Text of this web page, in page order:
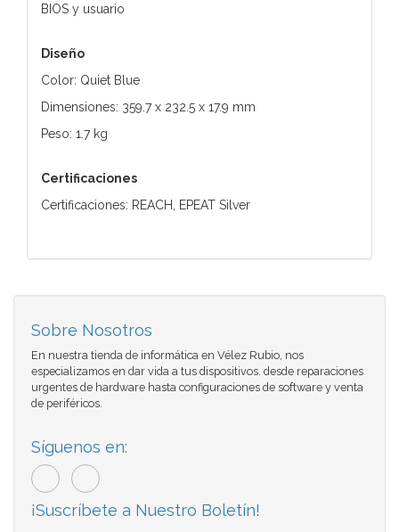
BIOS y usuario
Diseño
Color: Quiet Blue
Dimensiones: 359.7 x 232.5 x 17.9 mm
Peso: 1.7 kg
Certificaciones
Certificaciones: REACH, EPEAT Silver
Sobre Nosotros
En nuestra tienda de informática en Vélez Rubio, nos
especializamos en dar vida a tus dispositivos. desde reparaciones
urgentes de hardware hasta configuraciones de software y venta
de periféricos.
Síguenos en:
¡Suscríbete a Nuestro Boletín!